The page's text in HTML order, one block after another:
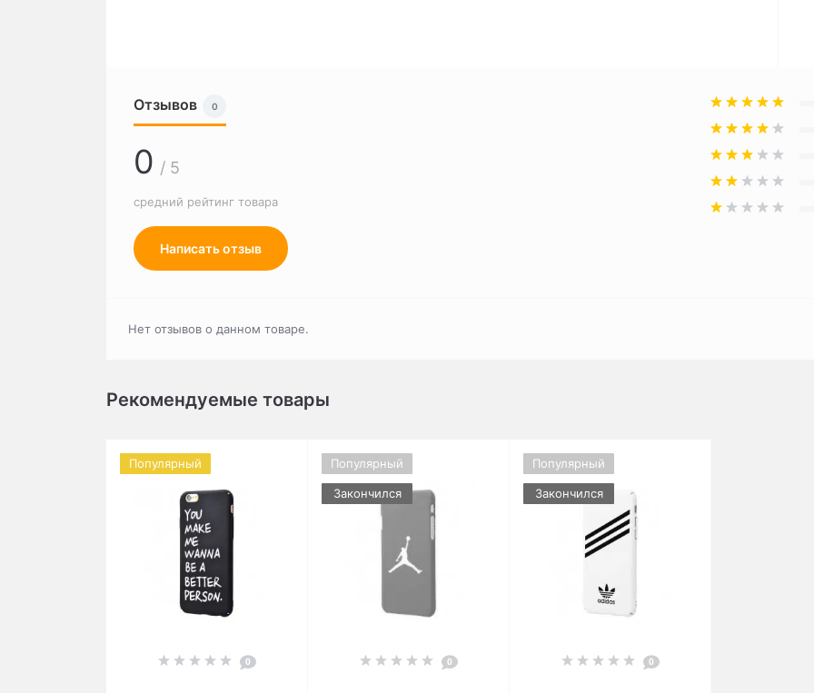
Отзывов 0
0 / 5
средний рейтинг товара
Написать отзыв
Нет отзывов о данном товаре.
Рекомендуемые товары
Популярный
0
Популярный
Закончился
0
Популярный
Закончился
0